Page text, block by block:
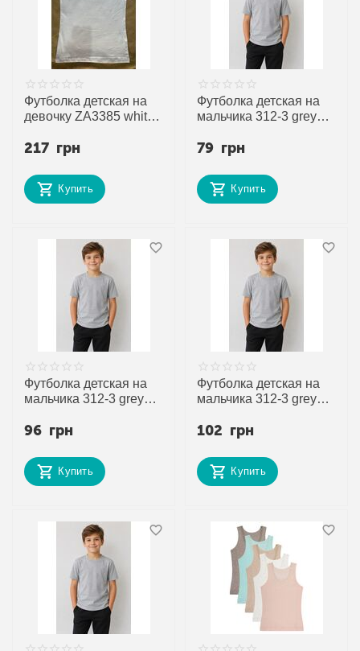
Футболка детская на
девочку ZA3385 white
оптом от прямого
217 грн
Купить
Футболка детская на
мальчика 312-3 grey
недорого оптом от
79 грн
Купить
Футболка детская на
мальчика 312-3 grey
недорого оптом от
96 грн
Купить
Футболка детская на
мальчика 312-3 grey
недорого оптом от
102 грн
Купить